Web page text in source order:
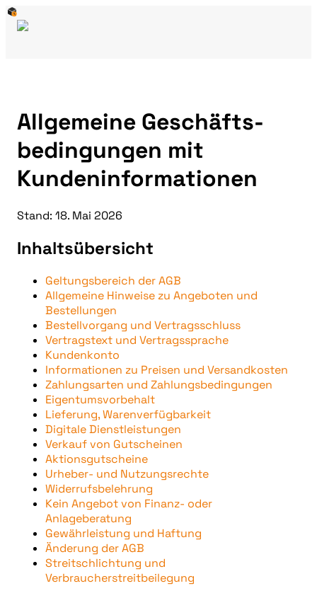
Allgemeine Geschäfts­
bedingungen mit
Kunden­informationen
Stand: 18. Mai 2026
Inhaltsübersicht
Geltungsbereich der AGB
Allgemeine Hinweise zu Angeboten und
Bestellungen
Bestellvorgang und Vertragsschluss
Vertragstext und Vertragssprache
Kundenkonto
Informationen zu Preisen und Versandkosten
Zahlungsarten und Zahlungsbedingungen
Eigentumsvorbehalt
Lieferung, Warenverfügbarkeit
Digitale Dienstleistungen
Verkauf von Gutscheinen
Aktionsgutscheine
Urheber- und Nutzungsrechte
Widerrufsbelehrung
Kein Angebot von Finanz- oder
Anlageberatung
Gewährleistung und Haftung
Änderung der AGB
Streitschlichtung und
Verbraucherstreitbeilegung